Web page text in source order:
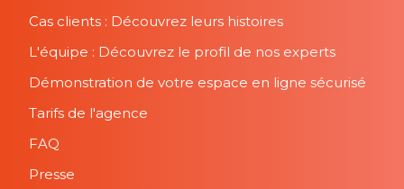
Cas clients : Découvrez leurs histoires
L'équipe : Découvrez le profil de nos experts
Démonstration de votre espace en ligne sécurisé
Tarifs de l'agence
FAQ
Presse